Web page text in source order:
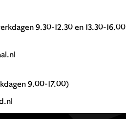
9.30-12.30 en 13.30-16.00
9.00-17.00)